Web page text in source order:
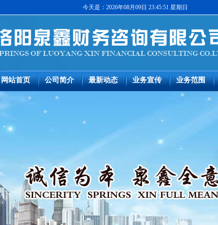
今天是：2026年08月09日 23:45:51 星期日
网站首页 公司简介 最新动态 业务宣传 业务范围